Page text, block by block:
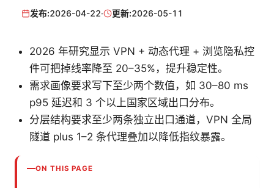
发布:2026-04-22· 更新:2026-05-11
2026 年研究显示 VPN + 动态代理 + 浏览隐私控
件可把掉线率降至 20–35%，提升稳定性。
需求画像要求写下至少两个数值，如 30–80 ms
p95 延迟和 3 个以上国家区域出口分布。
分层结构要求至少两条独立出口通道，VPN 全局
隧道 plus 1–2 条代理叠加以降低指纹暴露。
ON THIS PAGE